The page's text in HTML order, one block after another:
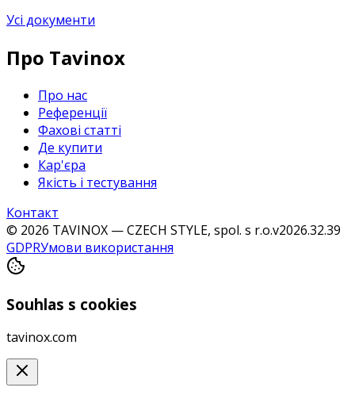
Усі документи
Про Tavinox
Про нас
Референції
Фахові статті
Де купити
Кар'єра
Якість і тестування
Контакт
© 2026 TAVINOX — CZECH STYLE, spol. s r.o.v2026.32.39
GDPRУмови використання
Souhlas s cookies
tavinox.com